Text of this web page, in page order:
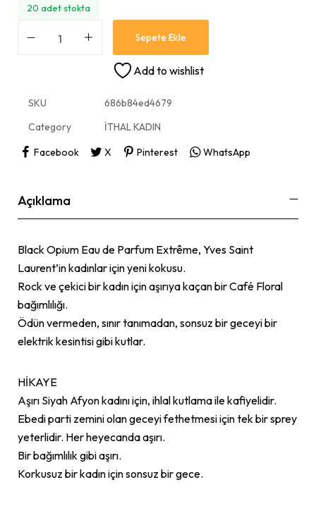
20 adet stokta
Sepete Ekle
Add to wishlist
SKU
686b84ed4679
Category
İTHAL KADIN
Facebook
X Pinterest WhatsApp
Açıklama
Black Opium Eau de Parfum Extrême, Yves Saint
Laurent’in kadınlar için yeni kokusu.
Rock ve çekici bir kadın için aşırıya kaçan bir Café Floral
bağımlılığı.
Ödün vermeden, sınır tanımadan, sonsuz bir geceyi bir
elektrik kesintisi gibi kutlar.
HİKAYE
Aşırı Siyah Afyon kadını için, ihlal kutlama ile kafiyelidir.
Ebedi parti zemini olan geceyi fethetmesi için tek bir sprey
yeterlidir. Her heyecanda aşırı.
Bir bağımlılık gibi aşırı.
Korkusuz bir kadın için sonsuz bir gece.